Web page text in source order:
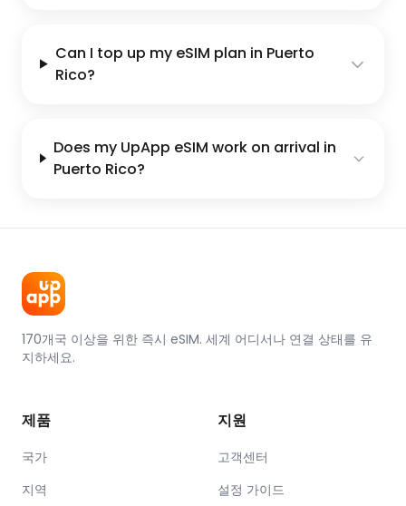
Can I top up my eSIM plan in Puerto
Rico?
Does my UpApp eSIM work on arrival in
Puerto Rico?
170개국 이상을 위한 즉시 eSIM. 세계 어디서나 연결 상태를 유
지하세요.
제품
국가
지역
지원
고객센터
설정 가이드